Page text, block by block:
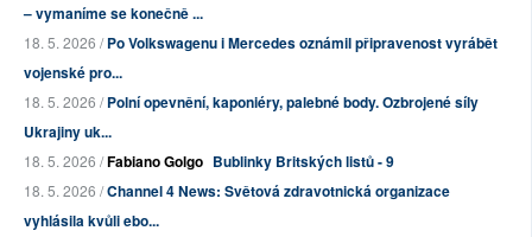
– vymaníme se konečně ...
18. 5. 2026 /Po Volkswagenu i Mercedes oznámil připravenost vyrábět
vojenské pro...
18. 5. 2026 /Polní opevnění, kaponiéry, palebné body. Ozbrojené síly
Ukrajiny uk...
18. 5. 2026 /Fabiano Golgo Bublinky Britských listů - 9
18. 5. 2026 /Channel 4 News: Světová zdravotnická organizace
vyhlásila kvůli ebo...